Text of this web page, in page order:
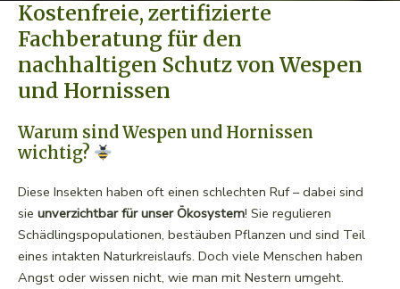
Kostenfreie, zertifizierte
Fachberatung für den
nachhaltigen Schutz von Wespen
und Hornissen
Warum sind Wespen und Hornissen
wichtig?
Diese Insekten haben oft einen schlechten Ruf – dabei sind
sie unverzichtbar für unser Ökosystem! Sie regulieren
Schädlingspopulationen, bestäuben Pflanzen und sind Teil
eines intakten Naturkreislaufs. Doch viele Menschen haben
Angst oder wissen nicht, wie man mit Nestern umgeht.